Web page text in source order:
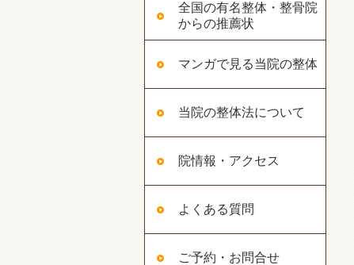
全国の有名整体・整骨院
からの推薦状
マンガで見る当院の整体
当院の整体法について
院情報・アクセス
よくある質問
ご予約・お問合せ